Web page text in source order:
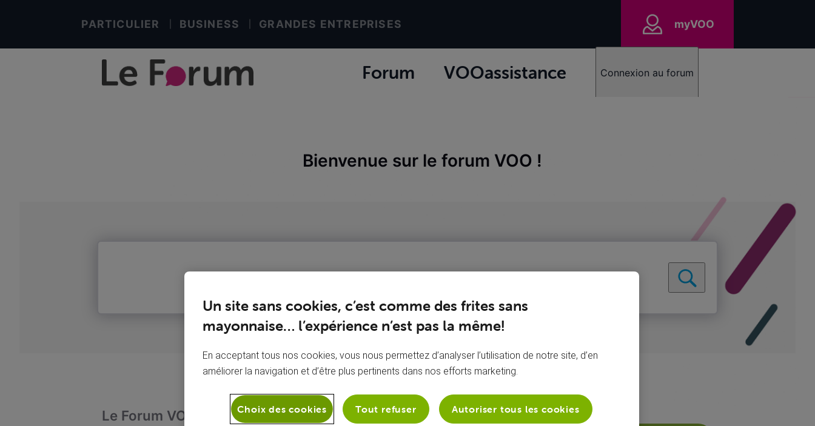
PARTICULIER BUSINESS GRANDES ENTREPRISES myVOO
Forum VOOassistance Connexion au forum
Bienvenue sur le forum VOO !
Le Forum VOO Télévision Ma Carte TV et ma VOObox Signal brouillé
Un site sans cookies, c’est comme des frites sans
mayonnaise… l’expérience n’est pas la même!
En acceptant tous nos cookies, vous nous permettez d’analyser l’utilisation de notre site, d’en
améliorer la navigation et d’être plus pertinents dans nos efforts marketing.
Tout refuser Autoriser tous les cookies
Choix des cookies